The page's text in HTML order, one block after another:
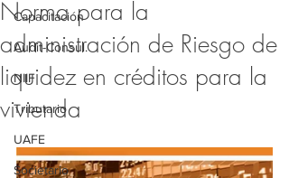
Capacitación
Audit-Consul.
NIIF
Tributario
UAFE
Societario
Norma para la
administración de Riesgo de
liquidez en créditos para la
vivienda